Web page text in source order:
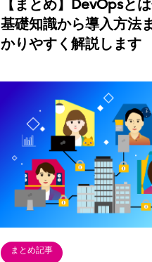
【まとめ】DevOpsと
基礎知識から導入方法
かりやすく解説します
まとめ記事